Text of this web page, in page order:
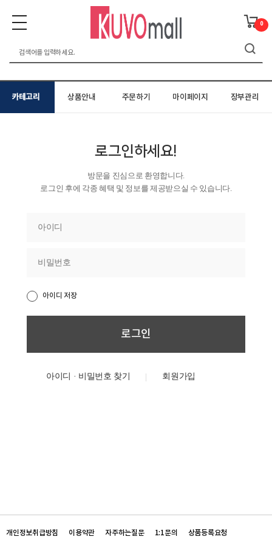
0
카테고리 상품안내 주문하기 마이페이지 장부관리
로그인하세요!
방문을 진심으로 환영합니다.
로그인 후에 각종 혜택 및 정보를 제공받으실 수 있습니다.
아이디 저장
아이디 · 비밀번호 찾기
개인정보취급방침 이용약관 자주하는질문 1:1문의 상품등록요청